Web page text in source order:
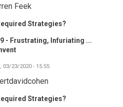
Feek
Strategies?
- Frustrating, Infuriating ...
03/23/2020 - 15:55
Strategies?